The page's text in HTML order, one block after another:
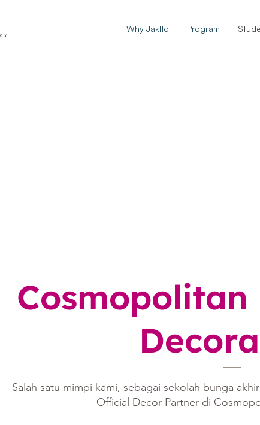
Why Jakflo Program
Cosmopolitan
Salah satu mimpi kami, sebagai sekolah bunga
Official Decor Partner di